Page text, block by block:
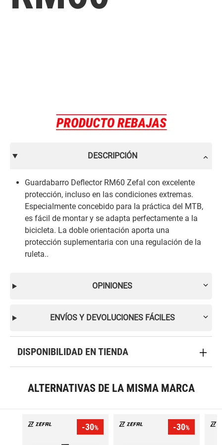
DESCRIPCIÓN
Guardabarro Deflector RM60 Zefal con excelente
protección, incluso en las condiciones extremas.
Especialmente concebido para la práctica del MTB,
es fácil de montar y se adapta perfectamente a la
bicicleta. La doble orientación aporta una
protección suplementaria con una regulación de la
ruleta. .
OPINIONES
ENVÍOS Y DEVOLUCIONES FÁCILES
DISPONIBILIDAD EN TIENDA
ALTERNATIVAS DE LA MISMA MARCA
-30% -30%